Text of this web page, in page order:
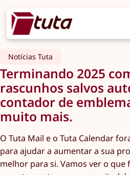
Notícias Tuta
Terminando 2025
rascunhos salvos
contador de
muito mais.
O Tuta Mail e o Tuta Calendar
para ajudar a aumentar a sua
melhor para si. Vamos ver o que